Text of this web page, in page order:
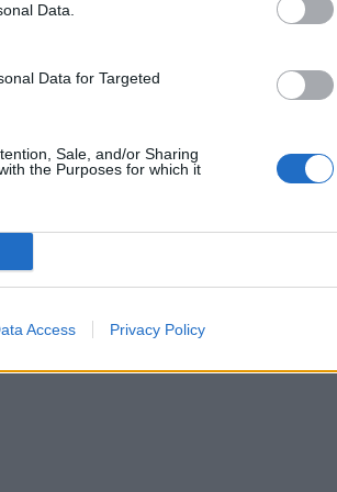
Data.
Data for Targeted
Sale, and/or Sharing
the Purposes for which it
Access Privacy Policy
taisnajai zarnai ir ļoti
vai nākamās
izzūd paši no sevis
simptomus ļoti
ziedes, bet iekšējo
vecmātei vai
gabaliņu kompresi
centrs